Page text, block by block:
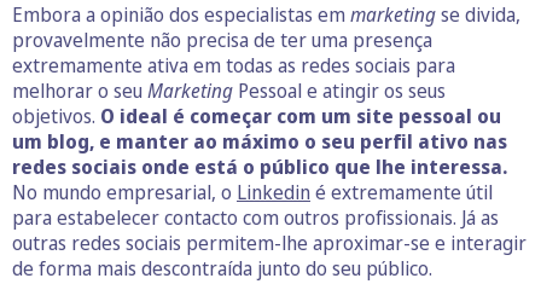
Embora a opinião dos especialistas em marketingse divida,
provavelmente não precisa de ter uma presença
extremamente ativa em todas as redes sociais para
melhorar o seu Marketing Pessoal e atingir os seus
objetivos. O ideal é começar com um site pessoal ou
um blog, e manter ao máximo o seu perfil ativo nas
redes sociais onde está o público que lhe interessa.
No mundo empresarial, o Linkedin é extremamente útil
para estabelecer contacto com outros profissionais. Já as
outras redes sociais permitem-lhe aproximar-se e interagir
de forma mais descontraída junto do seu público.